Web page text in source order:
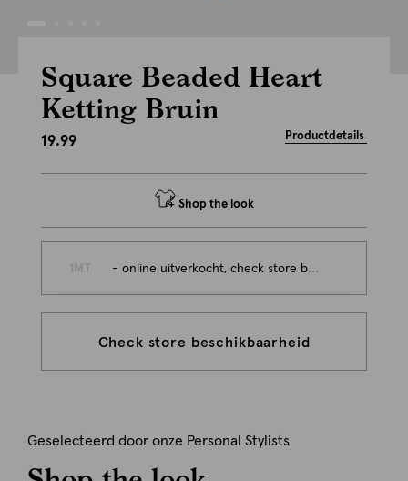
Square Beaded Heart
Ketting Bruin
19.99 Productdetails
Shop the look
- online uitverkocht, check store beschikbaarheid
Check store beschikbaarheid
Geselecteerd door onze Personal Stylists